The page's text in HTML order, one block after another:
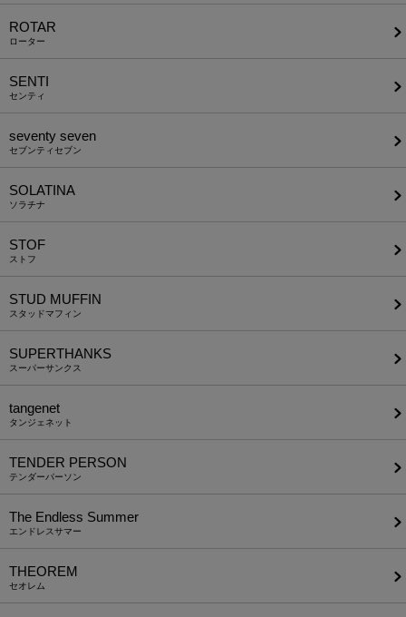
ROTAR
ローター
SENTI
センティ
seventy seven
セブンティセブン
SOLATINA
ソラチナ
STOF
ストフ
STUD MUFFIN
スタッドマフィン
SUPERTHANKS
スーパーサンクス
tangenet
タンジェネット
TENDER PERSON
テンダーパーソン
The Endless Summer
エンドレスサマー
THEOREM
セオレム